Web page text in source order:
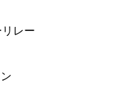
レー